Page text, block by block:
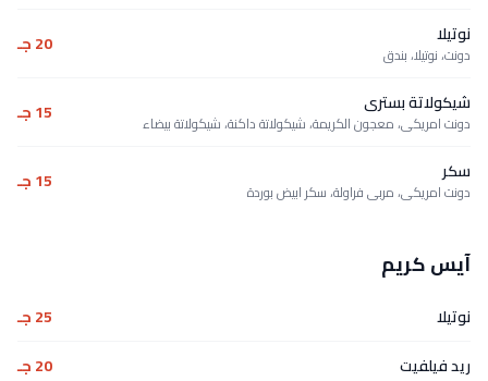
نوتيلا
دونت، نوتيلا، بندق 20 جـ
شيكولاتة بسترى
دونت امريكى، معجون الكريمة، شيكولاتة داكنة، شيكولاتة بيضاء 15 جـ
سكر
دونت امريكى، مربى فراولة، سكر ابيض بوردة 15 جـ
آيس كريم
نوتيلا
25 جـ
ريد فيلفيت
20 جـ